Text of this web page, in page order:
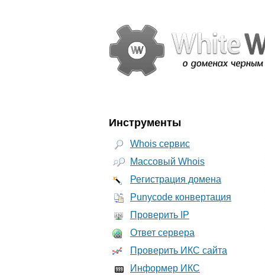
Инструменты
Whois сервис
Массовый Whois
Регистрация домена
Punycode конвертация
Проверить IP
Ответ сервера
Проверить ИКС сайта
Информер ИКС